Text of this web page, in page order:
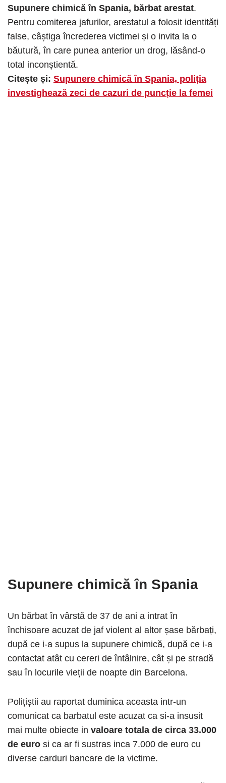
Supunere chimică în Spania, bărbat arestat.
Pentru comiterea jafurilor, arestatul a folosit identități
false, câștiga încrederea victimei și o invita ​​la o
băutură, în care punea anterior un drog, lăsând-o
total inconștientă.
Citește și: Supunere chimică în Spania, poliția
investighează zeci de cazuri de puncție la femei
Supunere chimică în Spania
Un bărbat în vârstă de 37 de ani a intrat în
închisoare acuzat de jaf violent al altor șase bărbați,
după ce i-a supus la supunere chimică, după ce i-a
contactat atât cu cereri de întâlnire, cât și pe stradă
sau în locurile vieții de noapte din Barcelona.
Polițiștii au raportat duminica aceasta intr-un
comunicat ca barbatul este acuzat ca si-a insusit
mai multe obiecte in valoare totala de circa 33.000
de euro si ca ar fi sustras inca 7.000 de euro cu
diverse carduri bancare de la victime.